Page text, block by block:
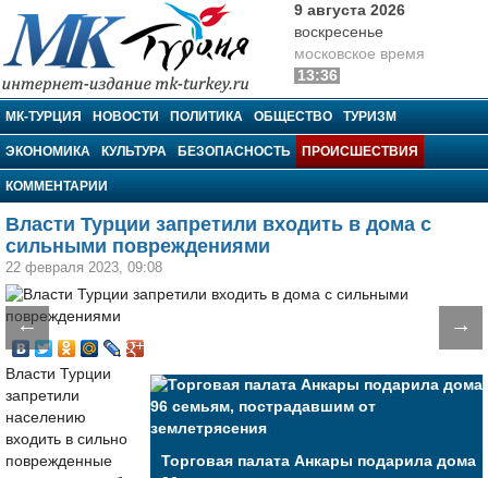
МК-Турция
9 августа 2026
воскресенье
московское время
13:36
МК-ТУРЦИЯ НОВОСТИ ПОЛИТИКА ОБЩЕСТВО ТУРИЗМ
ЭКОНОМИКА КУЛЬТУРА БЕЗОПАСНОСТЬ ПРОИСШЕСТВИЯ
КОММЕНТАРИИ
Власти Турции запретили входить в дома с
сильными повреждениями
22 февраля 2023, 09:08
← →
Торговая палата Анкары подарила дома
Власти Турции
запретили
населению
входить в сильно
поврежденные